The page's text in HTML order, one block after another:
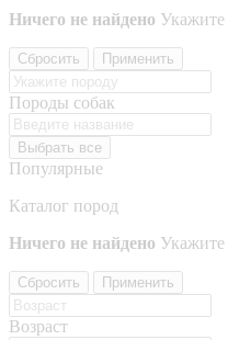
Ничего не найдено
Сбросить Применить
Породы собак
Выбрать все
Популярные
Каталог пород
Ничего не найдено
Сбросить Применить
Возраст